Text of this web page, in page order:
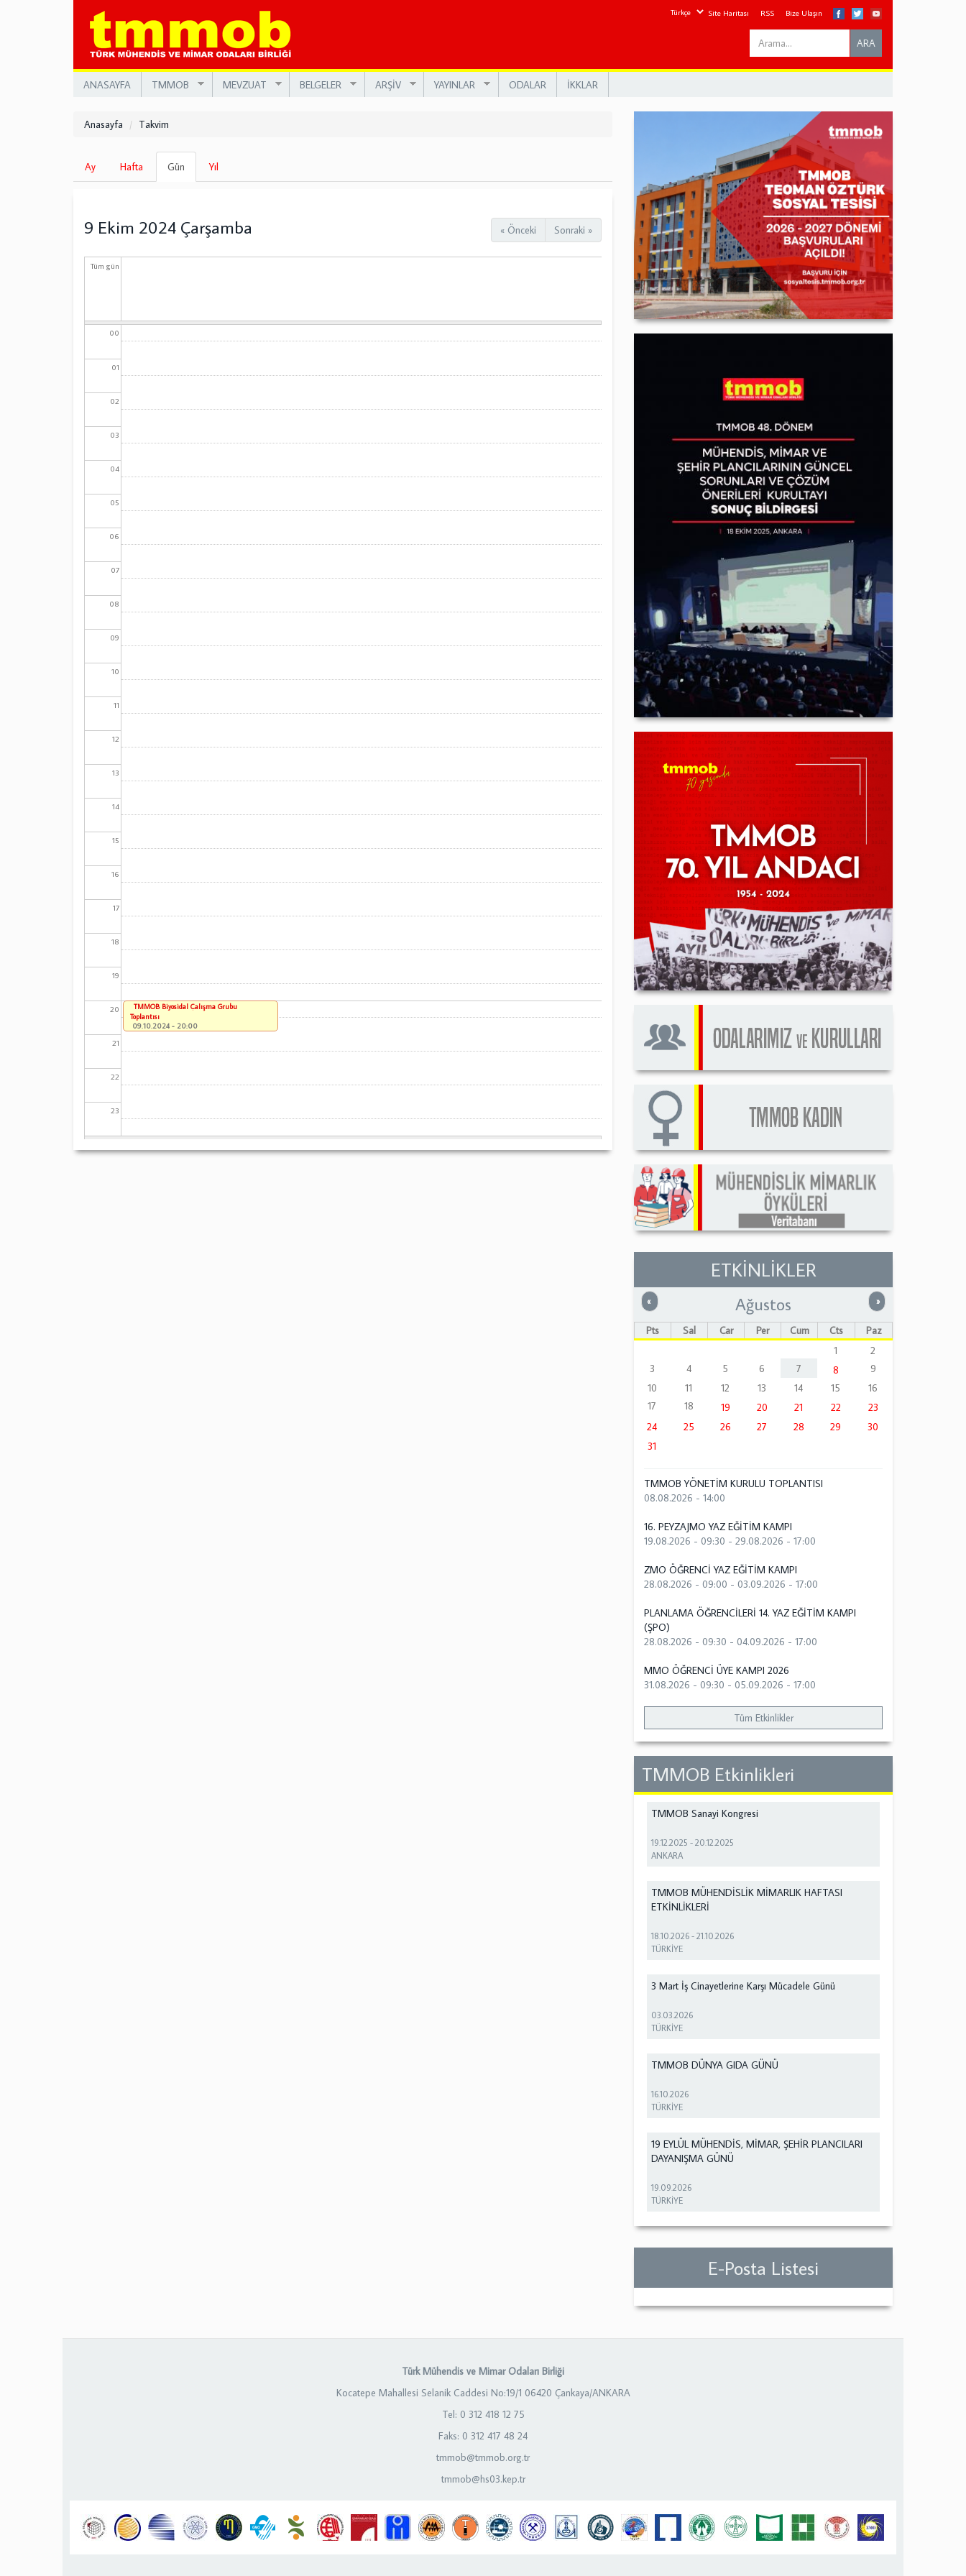
Site Haritası RSS Bize Ulaşın
Search
this
ARA
ANASAYFA TMMOB MEVZUAT BELGELER ARŞİV YAYINLAR ODALAR İKKLAR
Anasayfa Takvim
Birincil
sekmeler
Ay Hafta Gün
sekme)
Yıl
« Önceki Sonraki »
9 Ekim 2024 Çarşamba
Tüm gün
00
01
02
03
04
05
06
07
08
09
10
11
12
13
14
15
16
17
18
19
20
21
22
23
TMMOB Biyosidal Çalışma Grubu
Toplantısı
09.10.2024 - 20:00
ETKİNLİKLER
« Önceki »Sonraki
Ağustos
Pts Sal Çar Per Cum Cts
Paz
1
2
3
4 5 6 7 8
9
10
11 12 13 14 15
16
17
18 19 20 21 22
23
24
25 26 27 28 29
30
31
TMMOB YÖNETİM KURULU TOPLANTISI
08.08.2026 - 14:00
16. PEYZAJMO YAZ EĞİTİM KAMPI
19.08.2026 - 09:30 -29.08.2026 - 17:00
ZMO ÖĞRENCİ YAZ EĞİTİM KAMPI
28.08.2026 - 09:00 -03.09.2026 - 17:00
PLANLAMA ÖĞRENCİLERİ 14. YAZ EĞİTİM KAMPI
(ŞPO)
28.08.2026 - 09:30 -04.09.2026 - 17:00
MMO ÖĞRENCİ ÜYE KAMPI 2026
31.08.2026 - 09:30 -05.09.2026 - 17:00
Tüm Etkinlikler
TMMOB Etkinlikleri
TMMOB Sanayi Kongresi
19.12.2025 -20.12.2025
ANKARA
TMMOB MÜHENDİSLİK MİMARLIK HAFTASI
ETKİNLİKLERİ
18.10.2026 -21.10.2026
TÜRKİYE
3 Mart İş Cinayetlerine Karşı Mücadele Günü
03.03.2026
TÜRKİYE
TMMOB DÜNYA GIDA GÜNÜ
16.10.2026
TÜRKİYE
19 EYLÜL MÜHENDİS, MİMAR, ŞEHİR PLANCILARI
DAYANIŞMA GÜNÜ
19.09.2026
TÜRKİYE
E-Posta Listesi
Türk Mühendis ve Mimar Odaları Birliği
Kocatepe Mahallesi Selanik Caddesi No:19/1 06420 Çankaya/ANKARA
Tel: 0 312 418 12 75
Faks: 0 312 417 48 24
tmmob@tmmob.org.tr
tmmob@hs03.kep.tr